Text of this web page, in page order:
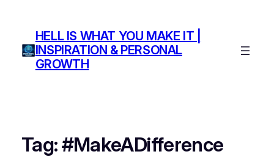
HELL IS WHAT YOU MAKE IT |
INSPIRATION & PERSONAL
GROWTH
Tag:#MakeADifference